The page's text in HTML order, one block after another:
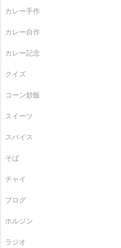
カレー手作
カレー自作
カレー記念
クイズ
コーン炒飯
スイーツ
スパイス
そば
チャイ
ブログ
ホルジン
ラジオ